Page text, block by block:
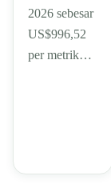
2026 sebesar
US$996,52
per metrik…